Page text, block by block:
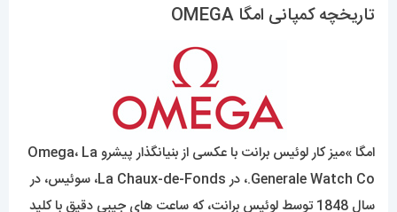
تاریخچه کمپانی امگا OMEGA
امگا »میز کار لوئیس برانت با عکسی از بنیانگذار پیشرو Omega، La
Generale Watch Co.، در La Chaux-de-Fonds، سوئیس، در
سال 1848 توسط لوئیس برانت، که ساعت های جیبی دقیق با کلید